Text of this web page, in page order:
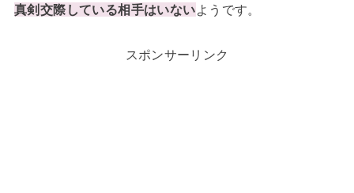
真剣交際している相手はいないようです。
スポンサーリンク